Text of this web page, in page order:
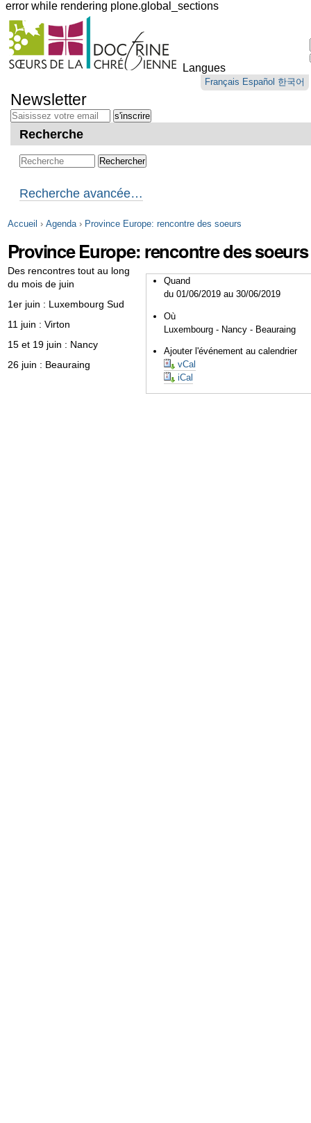
error while rendering plone.global_sections
Outils
personnels
Langues
Français Español 한국어
au
contenu.
Aller
navigation
Newsletter
Recherche
Recherche avancée…
Accueil › Agenda › Province Europe: rencontre des soeurs
Province Europe: rencontre des soeurs
Quand
du 01/06/2019 au 30/06/2019
Où
Luxembourg - Nancy - Beauraing
Ajouter l'événement au calendrier
vCal
iCal
Des rencontres tout au long
du mois de juin
1er juin : Luxembourg Sud
11 juin : Virton
15 et 19 juin : Nancy
26 juin : Beauraing